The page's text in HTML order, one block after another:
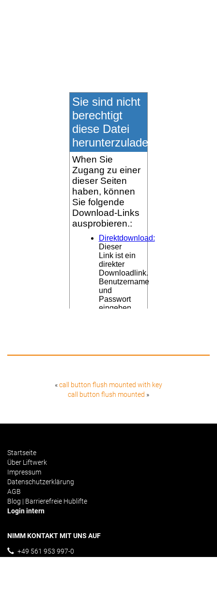
«call button flush mounted with key
call button flush mounted »
Startseite
Über Liftwerk
Impressum
Datenschutzerklärung
AGB
Blog | Barrierefreie Hublifte
Login intern
NIMM KONTAKT MIT UNS AUF
+49 561 953 997-0